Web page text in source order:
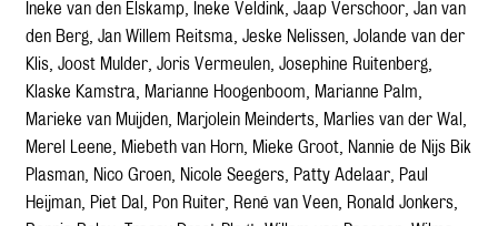
Ineke van den Elskamp, Ineke Veldink, Jaap Verschoor, Jan van
den Berg, Jan Willem Reitsma, Jeske Nelissen, Jolande van der
Klis, Joost Mulder, Joris Vermeulen, Josephine Ruitenberg,
Klaske Kamstra, Marianne Hoogenboom, Marianne Palm,
Marieke van Muijden, Marjolein Meinderts, Marlies van der Wal,
Merel Leene, Miebeth van Horn, Mieke Groot, Nannie de Nijs Bik
Plasman, Nico Groen, Nicole Seegers, Patty Adelaar, Paul
Heijman, Piet Dal, Pon Ruiter, René van Veen, Ronald Jonkers,